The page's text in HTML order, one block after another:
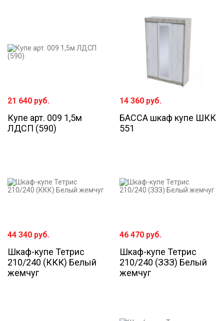
21 640 руб.
Купе арт. 009 1,5м
ЛДСП (590)
14 360 руб.
БАССА шкаф купе ШКК
551
44 340 руб.
Шкаф-купе Тетрис
210/240 (ККК) Белый
жемчуг
46 470 руб.
Шкаф-купе Тетрис
210/240 (ЗЗЗ) Белый
жемчуг